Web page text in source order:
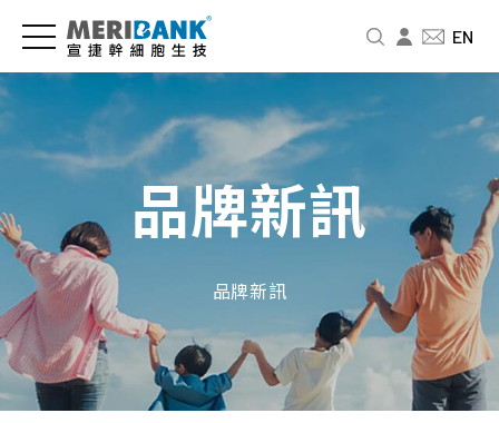
品牌新訊
品牌新訊
儲
存
胞
與
商
品
胞
要
怎
識
宣
捷
公
司
介
營
者
故
牌
新
訊
新
聞
中
影
音
專
區
爸
媽
教
疫
胞
婦
展
投
資
專
財
務
資
訊
股
東
專
EN